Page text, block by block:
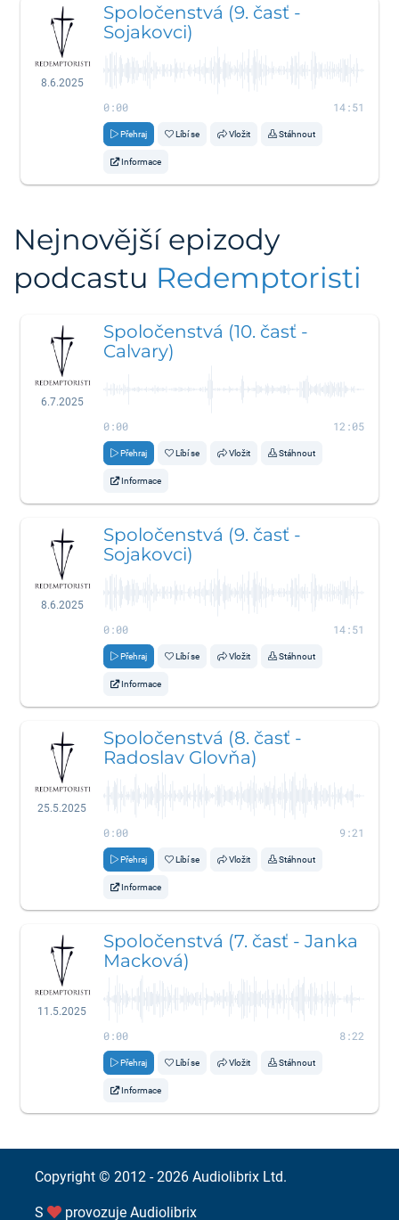
8.6.2025
Spoločenstvá (9. časť -
Sojakovci)
0:00 14:51
Přehraj Líbí se Vložit Stáhnout
Informace
Nejnovější epizody
podcastu Redemptoristi
6.7.2025
Spoločenstvá (10. časť -
Calvary)
0:00 12:05
Přehraj Líbí se Vložit Stáhnout
Informace
8.6.2025
Spoločenstvá (9. časť -
Sojakovci)
0:00 14:51
Přehraj Líbí se Vložit Stáhnout
Informace
25.5.2025
Spoločenstvá (8. časť -
Radoslav Glovňa)
0:00 9:21
Přehraj Líbí se Vložit Stáhnout
Informace
11.5.2025
Spoločenstvá (7. časť - Janka
Macková)
0:00 8:22
Přehraj Líbí se Vložit Stáhnout
Informace
Copyright © 2012 - 2026 Audiolibrix Ltd.
S provozuje Audiolibrix